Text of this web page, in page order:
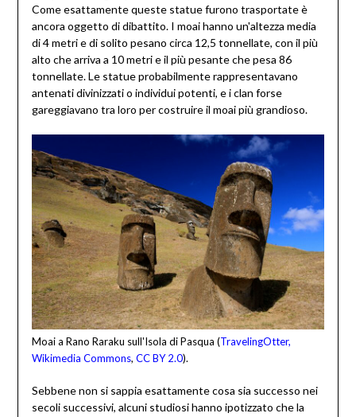
Come esattamente queste statue furono trasportate è
ancora oggetto di dibattito. I moai hanno un'altezza media
di 4 metri e di solito pesano circa 12,5 tonnellate, con il più
alto che arriva a 10 metri e il più pesante che pesa 86
tonnellate. Le statue probabilmente rappresentavano
antenati divinizzati o individui potenti, e i clan forse
gareggiavano tra loro per costruire il moai più grandioso.
Moai a Rano Raraku sull'Isola di Pasqua (TravelingOtter,
Wikimedia Commons, CC BY 2.0).
Sebbene non si sappia esattamente cosa sia successo nei
secoli successivi, alcuni studiosi hanno ipotizzato che la